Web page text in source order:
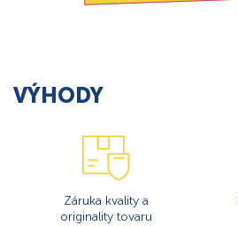
VÝHODY
Záruka kvality a
originality tovaru